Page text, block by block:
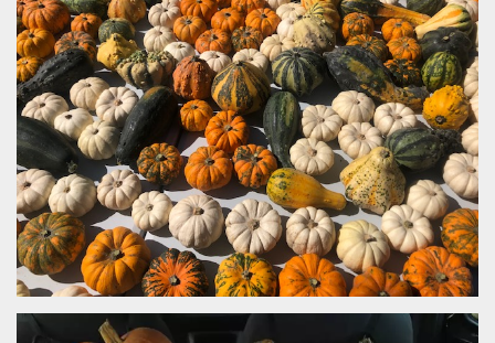
un numero
generato in
modo casuale, il
modo in cui
viene utilizzato
può essere
specifico per il
sito, ma un
buon esempio è
mantenere uno
stato di accesso
per un utente
tra le pagine.
m
Stripe
m.stripe.com
1 anno 1
mese
Questo cookie
viene
generalmente
utilizzato per le
prestazioni e
dei servizi di